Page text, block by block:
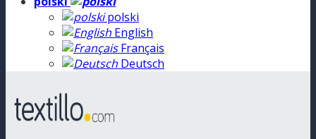
polski
English
Français
Deutsch